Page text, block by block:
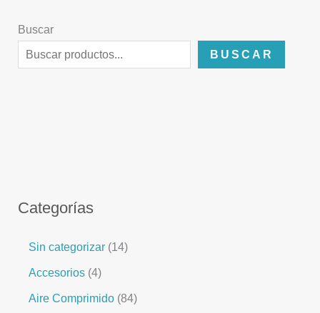
Buscar
BUSCAR
Categorías
Sin categorizar 14
Accesorios 4
Aire Comprimido 84